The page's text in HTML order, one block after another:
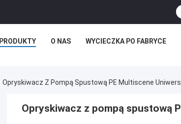
PRODUKTY O NAS WYCIECZKA PO FABRYCE
Opryskiwacz Z Pompą Spustową PE Multiscene
Opryskiwacz z pompą spustową